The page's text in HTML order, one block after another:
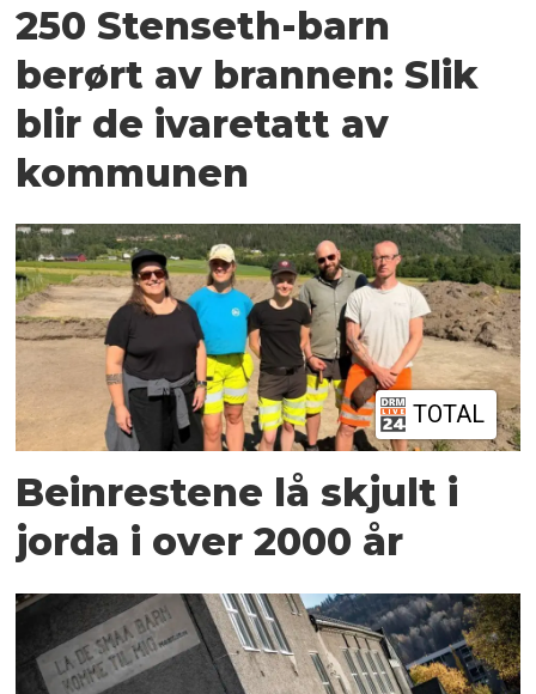
250 Stenseth-barn
berørt av brannen: Slik
blir de ivaretatt av
kommunen
TOTAL
Beinrestene lå skjult i
jorda i over 2000 år